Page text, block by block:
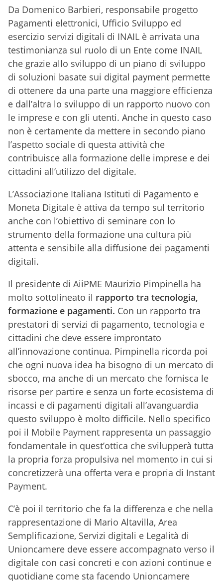
Da Domenico Barbieri, responsabile progetto
Pagamenti elettronici, Ufficio Sviluppo ed
esercizio servizi digitali di INAIL è arrivata una
testimonianza sul ruolo di un Ente come INAIL
che grazie allo sviluppo di un piano di sviluppo
di soluzioni basate sui digital payment permette
di ottenere da una parte una maggiore efficienza
e dall’altra lo sviluppo di un rapporto nuovo con
le imprese e con gli utenti. Anche in questo caso
non è certamente da mettere in secondo piano
l’aspetto sociale di questa attività che
contribuisce alla formazione delle imprese e dei
cittadini all’utilizzo del digitale.
L’Associazione Italiana Istituti di Pagamento e
Moneta Digitale è attiva da tempo sul territorio
anche con l’obiettivo di seminare con lo
strumento della formazione una cultura più
attenta e sensibile alla diffusione dei pagamenti
digitali.
Il presidente di AiiPME Maurizio Pimpinella ha
molto sottolineato il rapporto tra tecnologia,
formazione e pagamenti. Con un rapporto tra
prestatori di servizi di pagamento, tecnologia e
cittadini che deve essere improntato
all’innovazione continua. Pimpinella ricorda poi
che ogni nuova idea ha bisogno di un mercato di
sbocco, ma anche di un mercato che fornisca le
risorse per partire e senza un forte ecosistema di
incassi e di pagamenti digitali all’avanguardia
questo sviluppo è molto difficile. Nello specifico
poi il Mobile Payment rappresenta un passaggio
fondamentale in quest’ottica che svilupperà tutta
la propria forza propulsiva nel momento in cui si
concretizzerà una offerta vera e propria di Instant
Payment.
C’è poi il territorio che fa la differenza e che nella
rappresentazione di Mario Altavilla, Area
Semplificazione, Servizi digitali e Legalità di
Unioncamere deve essere accompagnato verso il
digitale con casi concreti e con azioni continue e
quotidiane come sta facendo Unioncamere